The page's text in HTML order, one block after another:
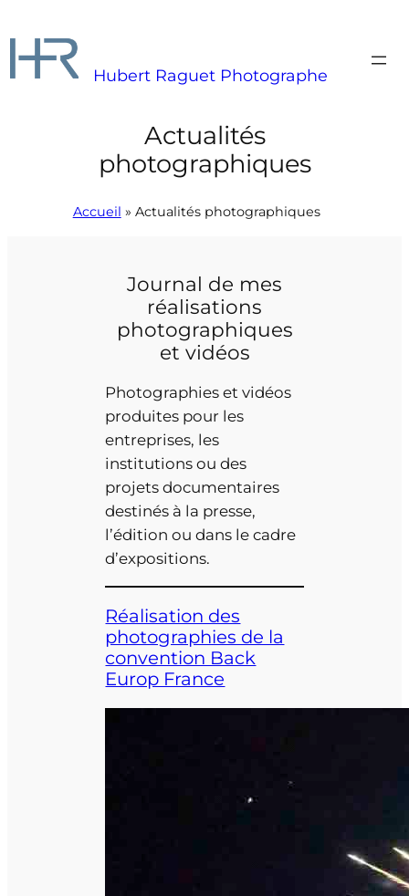
au
contenu
Hubert Raguet Photographe
Actualités
photographiques
Accueil » Actualités photographiques
Journal de mes
réalisations
photographiques
et vidéos
Photographies et vidéos
produites pour les
entreprises, les
institutions ou des
projets documentaires
destinés à la presse,
l’édition ou dans le cadre
d’expositions.
Réalisation des
photographies de la
convention Back
Europ France